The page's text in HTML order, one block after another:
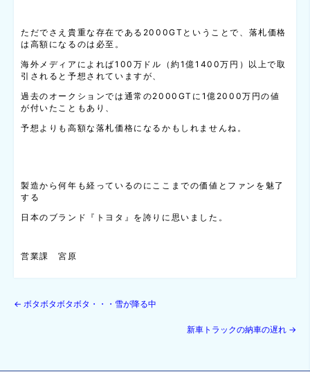
ただでさえ貴重な存在である2000GTということで、落札価格
は高額になるのは必至。
海外メディアによれば100万ドル（約1億1400万円）以上で取
引されると予想されていますが、
過去のオークションでは通常の2000GTに1億2000万円の値
が付いたこともあり、
予想よりも高額な落札価格になるかもしれませんね。
製造から何年も経っているのにここまでの価値とファンを魅了
する
日本のブランド『トヨタ』を誇りに思いました。
営業課 宮原
← ボタボタボタボタ・・・雪が降る中
新車トラックの納車の遅れ →